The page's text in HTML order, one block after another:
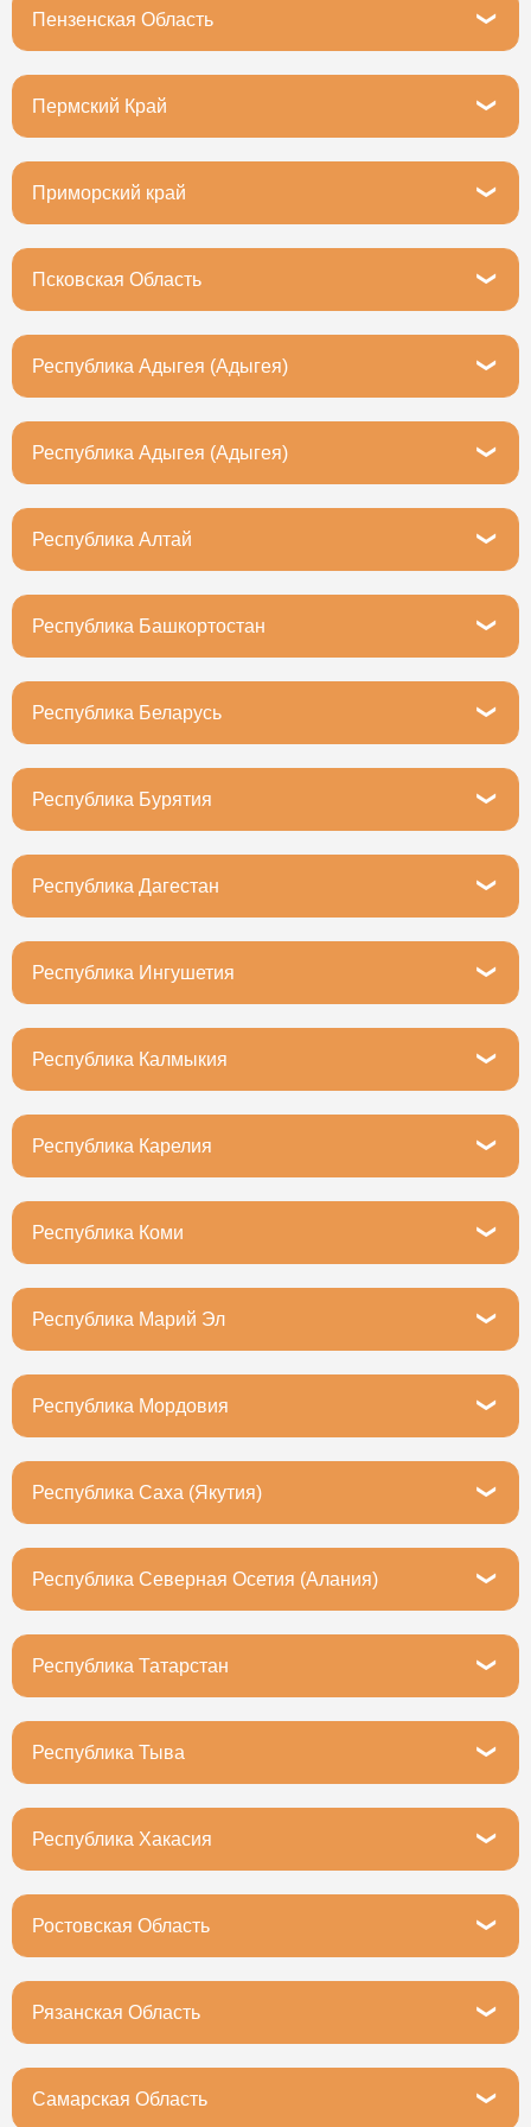
Пензенская Область
Пенза, Тернопольская улица, 4
Пермский Край
Пермь, улица 25 Октября, 22А
Приморский край
Владивосток, Днепровская улица, 21с2
Псковская Область
Псков, Октябрьский проспект, 50к2
Республика Адыгея (Адыгея)
г. Майкоп, ул. Мопра, 95
Республика Адыгея (Адыгея)
Майкоп, улица МОПРа, 95
Республика Алтай
Горно-Алтайск, улица Григория Чорос-Гуркина, 39/6
Республика Башкортостан
Уфа, Революционная улица, 98/1блокА
Республика Беларусь
Минская область, Фаниполь, ул. Якуба Коласа, 6
Республика Бурятия
Улан-Удэ, улица Мокрова, 28А
Республика Дагестан
Махачкала, улица Ирчи Казака, 31
Республика Ингушетия
Назрань, улица Картоева, 148А
Республика Калмыкия
Элиста, бульвар имени Т. Бембеева, 2
Республика Карелия
Петрозаводск, Первомайский проспект, 9
Республика Коми
Сыктывкар, улица Морозова, 51
Республика Марий Эл
Йошкар-Ола, улица Якова Эшпая, 137
Республика Мордовия
Саранск, улица Титова, 2/8
Республика Саха (Якутия)
Якутск, улица Дзержинского, 41/2
Республика Северная Осетия (Алания)
Владикавказ, улица Астана Кесаева, 11
Республика Татарстан
Казань, улица Халезова, 27А
Республика Тыва
Кызыл, улица Калинина, 108
Республика Хакасия
Абакан, улица Кирова, 251В
Ростовская Область
Ростов-на-Дону, улица Менжинского, 4Г
Рязанская Область
Рязань, улица Дзержинского, 64/1
Самарская Область